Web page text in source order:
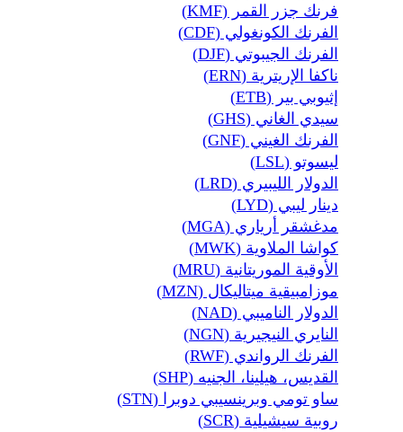
فرنك جزر القمر (KMF)
الفرنك الكونغولي (CDF)
الفرنك الجيبوتي (DJF)
ناكفا الإريترية (ERN)
إثيوبي بير (ETB)
سيدي الغاني (GHS)
الفرنك الغيني (GNF)
ليسوتو (LSL)
الدولار الليبيري (LRD)
دينار ليبي (LYD)
مدغشقر أرياري (MGA)
كواشا الملاوية (MWK)
الأوقية الموريتانية (MRU)
موزامبيقية ميتاليكال (MZN)
الدولار الناميبي (NAD)
النايري النيجيرية (NGN)
الفرنك الرواندي (RWF)
القديس، هيلينا، الجنيه (SHP)
ساو تومي وبرينسيبي دوبرا (STN)
روبية سيشيلية (SCR)